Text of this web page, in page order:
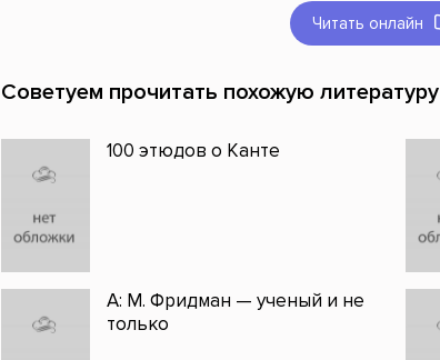
Читать онлайн
Советуем прочитать похожую литературу
100 этюдов о Канте
А: М. Фридман — ученый и не
только